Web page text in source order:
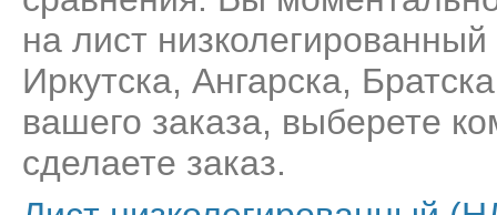
на лист
Иркутска, Ангарска,
вашего заказа, выберете
сделаете заказ.